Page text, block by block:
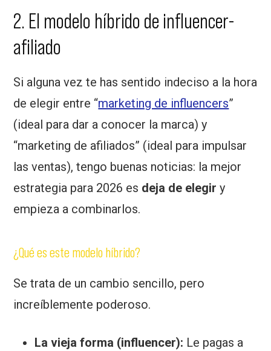
2. El modelo híbrido de influencer-
afiliado
Si alguna vez te has sentido indeciso a la hora
de elegir entre “marketing de influencers”
(ideal para dar a conocer la marca) y
“marketing de afiliados” (ideal para impulsar
las ventas), tengo buenas noticias: la mejor
estrategia para 2026 es deja de elegir y
empieza a combinarlos.
¿Qué es este modelo híbrido?
Se trata de un cambio sencillo, pero
increíblemente poderoso.
La vieja forma (influencer): Le pagas a